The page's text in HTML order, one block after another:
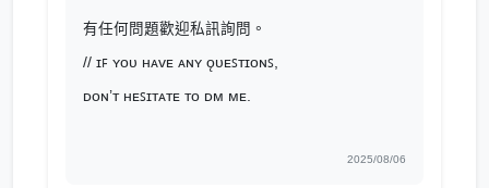
有任何問題歡迎私訊詢問。
// ɪꜰ ʏᴏᴜ ʜᴀᴠᴇ ᴀɴʏ ǫᴜᴇꜱᴛɪᴏɴꜱ,
ᴅᴏɴ’ᴛ ʜᴇꜱɪᴛᴀᴛᴇ ᴛᴏ ᴅᴍ ᴍᴇ.
2025/08/06